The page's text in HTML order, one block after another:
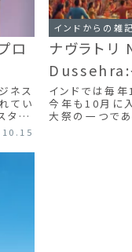
ロ
ネス
てい
タイ
インドからの雑記
ナヴラト
Dussehra:
インドでは毎年
今年も10月に
大祭の一つで